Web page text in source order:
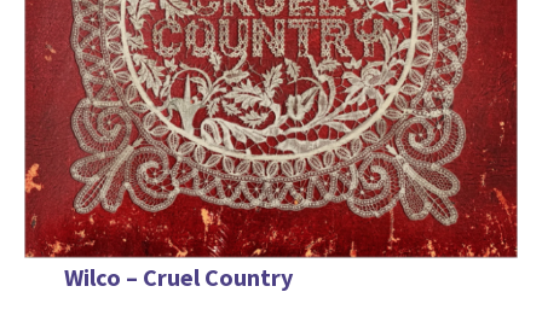
Wilco – Cruel Country